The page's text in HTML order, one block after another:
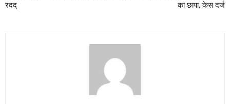
रदद्
का छापा, केस दर्ज